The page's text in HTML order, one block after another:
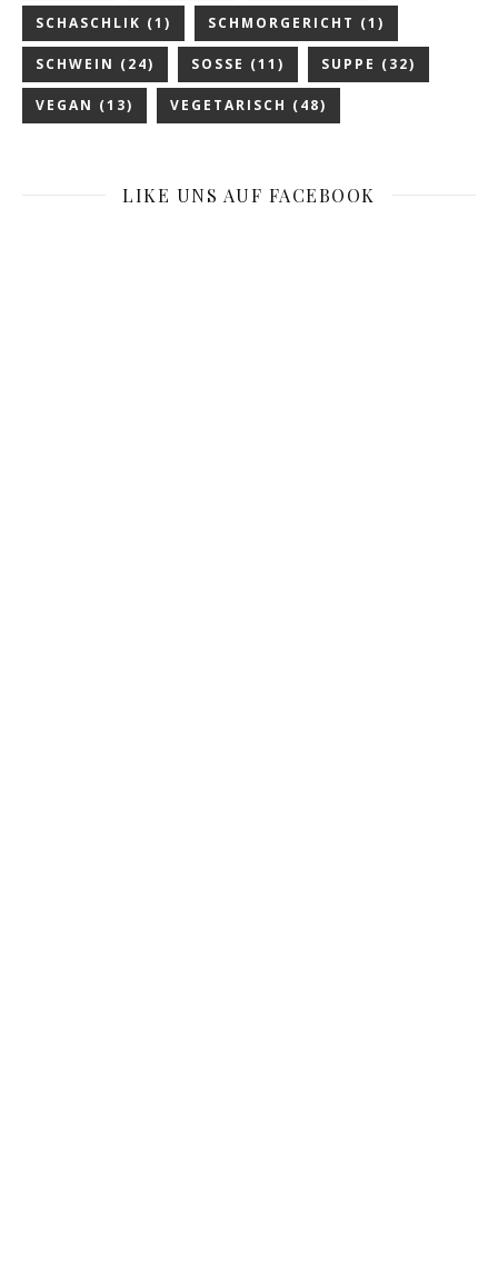
SCHASCHLIK (1) SCHMORGERICHT (1)
SCHWEIN (24) SOSSE (11) SUPPE (32)
VEGAN (13) VEGETARISCH (48)
LIKE UNS AUF FACEBOOK